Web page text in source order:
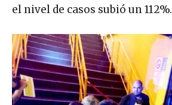
el nivel de casos subió un 112%.